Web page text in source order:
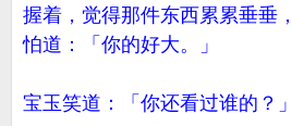
握着，觉得那件东西累累垂垂
怕道：「你的好大。」
宝玉笑道：「你还看过谁的？」